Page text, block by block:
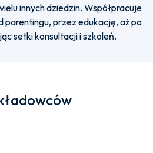
innych dziedzin. Współpracuje
parentingu, przez edukację, aż po
setki konsultacji i szkoleń.